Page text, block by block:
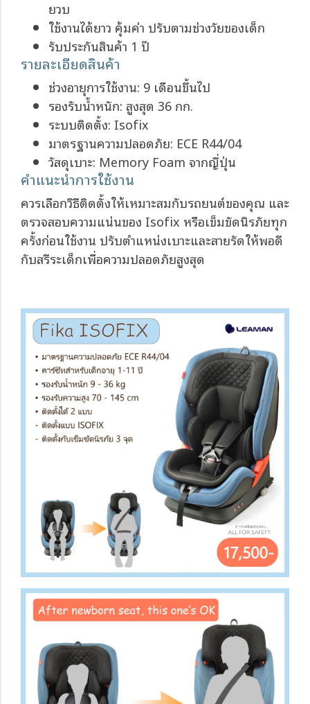
ยวบ
ใช้งานได้ยาว คุ้มค่า ปรับตามช่วงวัยของเด็ก
รับประกันสินค้า 1 ปี
รายละเอียดสินค้า
ช่วงอายุการใช้งาน: 9 เดือนขึ้นไป
รองรับน้ำหนัก: สูงสุด 36 กก.
ระบบติดตั้ง: Isofix
มาตรฐานความปลอดภัย: ECE R44/04
วัสดุเบาะ: Memory Foam จากญี่ปุ่น
คำแนะนำการใช้งาน
ควรเลือกวิธีติดตั้งให้เหมาะสมกับรถยนต์ของคุณ และ
ตรวจสอบความแน่นของ Isofix หรือเข็มขัดนิรภัยทุก
ครั้งก่อนใช้งาน ปรับตำแหน่งเบาะและสายรัดให้พอดี
กับสรีระเด็กเพื่อความปลอดภัยสูงสุด